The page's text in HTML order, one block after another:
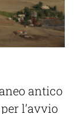
antico
l’avvio